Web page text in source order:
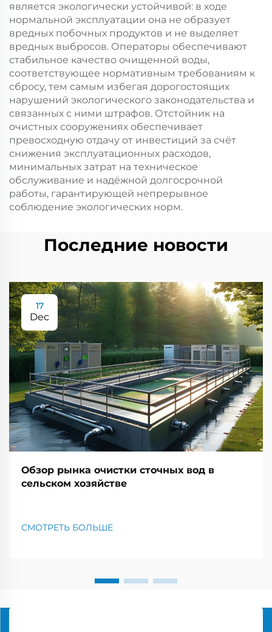
является экологически устойчивой: в ходе
нормальной эксплуатации она не образует
вредных побочных продуктов и не выделяет
вредных выбросов. Операторы обеспечивают
стабильное качество очищенной воды,
соответствующее нормативным требованиям к
сбросу, тем самым избегая дорогостоящих
нарушений экологического законодательства и
связанных с ними штрафов. Отстойник на
очистных сооружениях обеспечивает
превосходную отдачу от инвестиций за счёт
снижения эксплуатационных расходов,
минимальных затрат на техническое
обслуживание и надёжной долгосрочной
работы, гарантирующей непрерывное
соблюдение экологических норм.
Последние новости
17
Dec
Обзор рынка очистки сточных вод в
сельском хозяйстве
СМОТРЕТЬ БОЛЬШЕ